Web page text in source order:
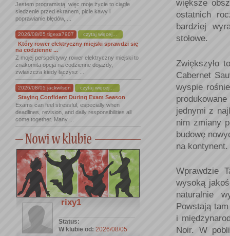
Jestem programistą, więc moje życie to ciągłe
siedzenie przed ekranem, picie kawy i
poprawianie błędów, ...
2026/08/05 tigexa7907 czytaj więcej...
Który rower elektryczny miejski sprawdzi się
na codzienne ...
Z mojej perspektywy rower elektryczny miejski to
znakomita opcja na codzienne dojazdy,
zwłaszcza kiedy łączysz ...
2026/08/05 jackwilson czytaj więcej...
Staying Confident During Exam Season
Exams can feel stressful, especially when
deadlines, revision, and daily responsibilities all
come together. Many ...
rixy1
Status:
W klubie od: 2026/08/05
większe
ostatnich
bardziej
stołowe.
Zwiększyło
Cabernet
wyspie
jednymi z
nim zmiany
budowę
na kontynent.
Wprawdzie
wysoką
naturalnie
Powstają
i
Noir. W